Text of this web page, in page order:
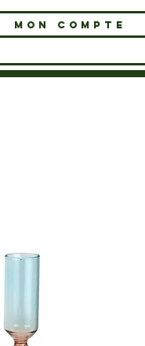
MON COMPTE